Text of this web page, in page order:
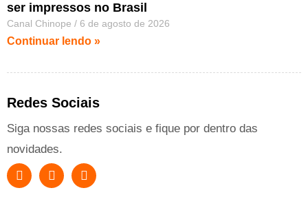
ser impressos no Brasil
Canal Chinope 6 de agosto de 2026
Continuar lendo »
Redes Sociais
Siga nossas redes sociais e fique por dentro das
novidades.